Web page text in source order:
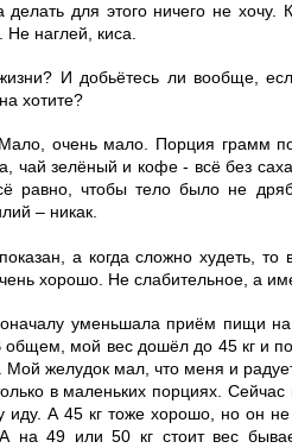
для этого ничего не хочу.
наглей, киса.
И добьётесь ли вообще,
хотите?
очень мало. Порция грамм
зелёный и кофе - всё без
равно, чтобы тело было не
– никак.
а когда сложно худеть, то
хорошо. Не слабительное, а
уменьшала приём пищи
мой вес дошёл до 45 кг и
желудок мал, что меня и
в маленьких порциях.
А 45 кг тоже хорошо, но он не
на 49 или 50 кг стоит вес